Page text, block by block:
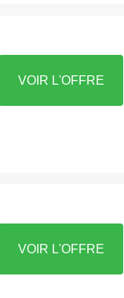
VOIR L'OFFRE
VOIR L'OFFRE